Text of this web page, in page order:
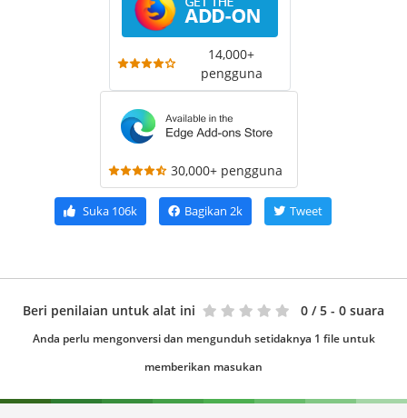
14,000+
pengguna
30,000+ pengguna
Suka106k Bagikan 2k Tweet
Beri penilaian untuk alat ini 0 / 5 - 0 suara
Anda perlu mengonversi dan mengunduh setidaknya 1 file untuk
memberikan masukan